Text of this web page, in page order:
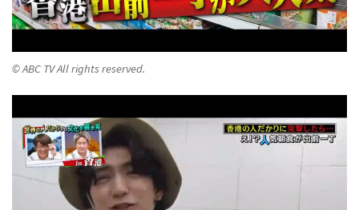
© ABC TV All rights reserved.